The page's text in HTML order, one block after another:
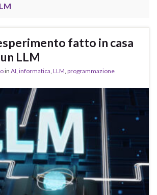
fatto in casa
LLM
in AI informatica LLM programmazione